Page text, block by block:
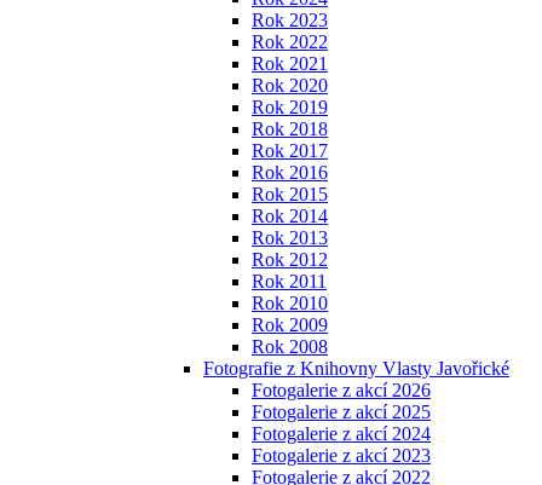
Rok 2023
Rok 2022
Rok 2021
Rok 2020
Rok 2019
Rok 2018
Rok 2017
Rok 2016
Rok 2015
Rok 2014
Rok 2013
Rok 2012
Rok 2011
Rok 2010
Rok 2009
Rok 2008
Fotografie z Knihovny Vlasty Javořické
Fotogalerie z akcí 2026
Fotogalerie z akcí 2025
Fotogalerie z akcí 2024
Fotogalerie z akcí 2023
Fotogalerie z akcí 2022